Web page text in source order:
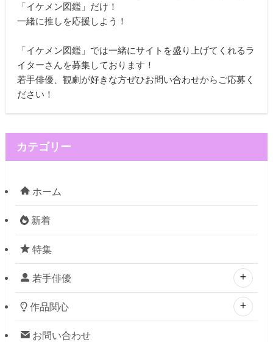
「イケメン図鑑」だけ！
一緒に推しを応援しよう！
「イケメン図鑑」では一緒にサイトを盛り上げてくれるラ
イターさんを募集しております！
若手俳優、観劇が好きな方ぜひお問い合わせからご応募く
ださい！
カテゴリー
ホーム
新着
特集
若手俳優
作品関心
お問い合わせ